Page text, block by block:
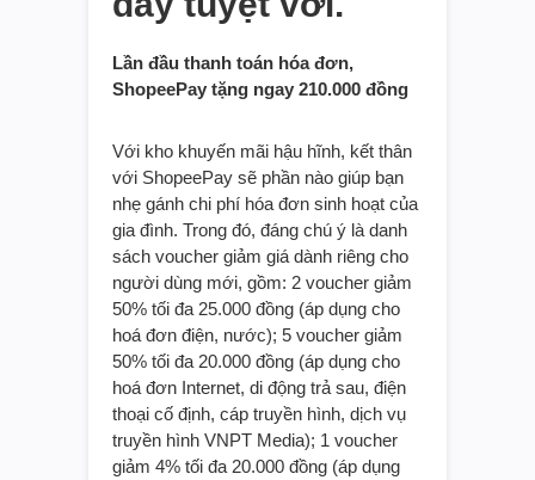
Lần đầu thanh toán hóa đơn,
ShopeePay tặng ngay 210.000 đồng
Với kho khuyến mãi hậu hĩnh, kết thân
với ShopeePay sẽ phần nào giúp bạn
nhẹ gánh chi phí hóa đơn sinh hoạt của
gia đình. Trong đó, đáng chú ý là danh
sách voucher giảm giá dành riêng cho
người dùng mới, gồm: 2 voucher giảm
50% tối đa 25.000 đồng (áp dụng cho
hoá đơn điện, nước); 5 voucher giảm
50% tối đa 20.000 đồng (áp dụng cho
hoá đơn Internet, di động trả sau, điện
thoại cố định, cáp truyền hình, dịch vụ
truyền hình VNPT Media); 1 voucher
giảm 4% tối đa 20.000 đồng (áp dụng